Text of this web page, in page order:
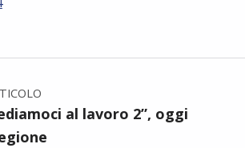
al lavoro 2”, oggi